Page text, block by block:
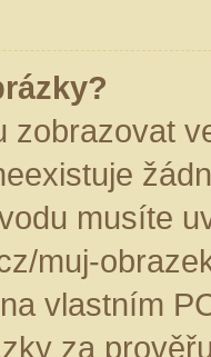
zobrazovat
musíte
muj-
vlastním
za